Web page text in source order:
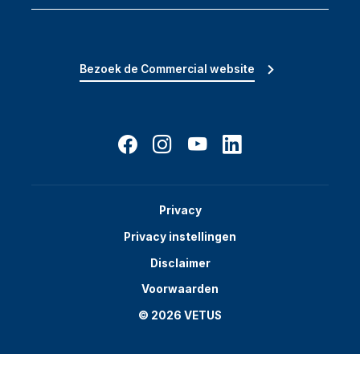
Bezoek de Commercial website
Privacy
Privacy instellingen
Disclaimer
Voorwaarden
© 2026 VETUS